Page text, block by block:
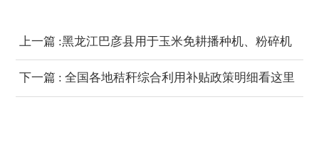
上一篇 :黑龙江巴彦县用于玉米免耕播种机、粉碎机
补贴达130万元
下一篇 : 全国各地秸秆综合利用补贴政策明细看这里